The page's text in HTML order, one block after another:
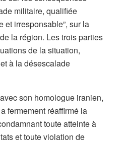
militaire, qualifiée
et irresponsable”, sur la
la région. Les trois parties
de la situation,
à la désescalade
son homologue iranien,
fermement réaffirmé la
toute atteinte à
et toute violation de